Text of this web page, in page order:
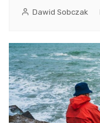
Dawid Sobczak